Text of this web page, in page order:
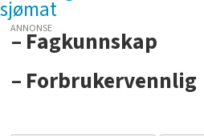
sjømat
ANNONSE
– Fagkunnskap
– Forbrukervennlig